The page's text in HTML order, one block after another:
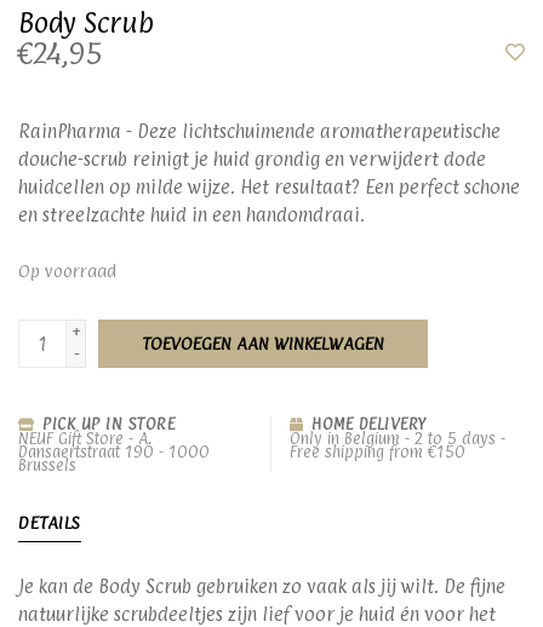
Body Scrub
€24,95
RainPharma - Deze lichtschuimende aromatherapeutische
douche-scrub reinigt je huid grondig en verwijdert dode
huidcellen op milde wijze. Het resultaat? Een perfect schone
en streelzachte huid in een handomdraai.
Op voorraad
+
-
TOEVOEGEN AAN WINKELWAGEN
PICK UP IN STORE
NEUF Gift Store - A.
Dansaertstraat 190 - 1000
Brussels
HOME DELIVERY
Only in Belgium - 2 to 5 days -
Free shipping from €150
DETAILS
Je kan de Body Scrub gebruiken zo vaak als jij wilt. De fijne
natuurlijke scrubdeeltjes zijn lief voor je huid én voor het